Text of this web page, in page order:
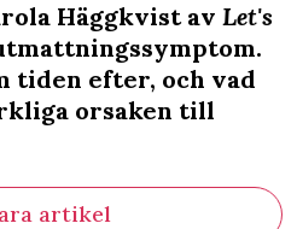
Häggkvist av Let's
tiden efter, och vad
orsaken till
artikel